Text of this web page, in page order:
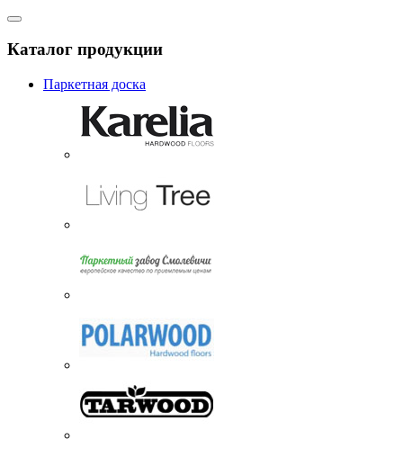
Каталог продукции
Паркетная доска